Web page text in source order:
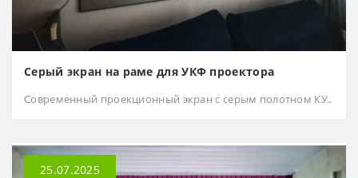
Серый экран на раме для УКФ проектора
Современный проекционный экран с серым полотном КУ..
25.07.2025